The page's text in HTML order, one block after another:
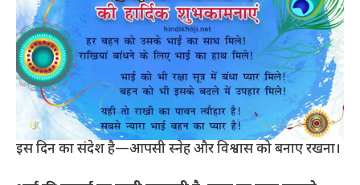
इस दिन का संदेश है—आपसी स्नेह और विश्वास को बनाए रखना।